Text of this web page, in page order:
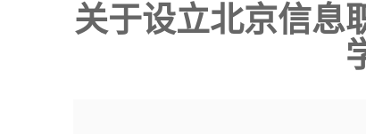
关于设立北京信息